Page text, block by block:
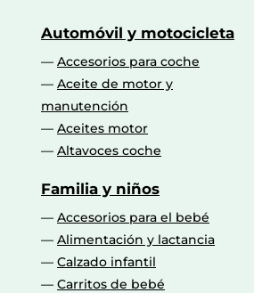
Automóvil y motocicleta
Accesorios para coche
Aceite de motor y
manutención
Aceites motor
Altavoces coche
Familia y niños
Accesorios para el bebé
Alimentación y lactancia
Calzado infantil
Carritos de bebé